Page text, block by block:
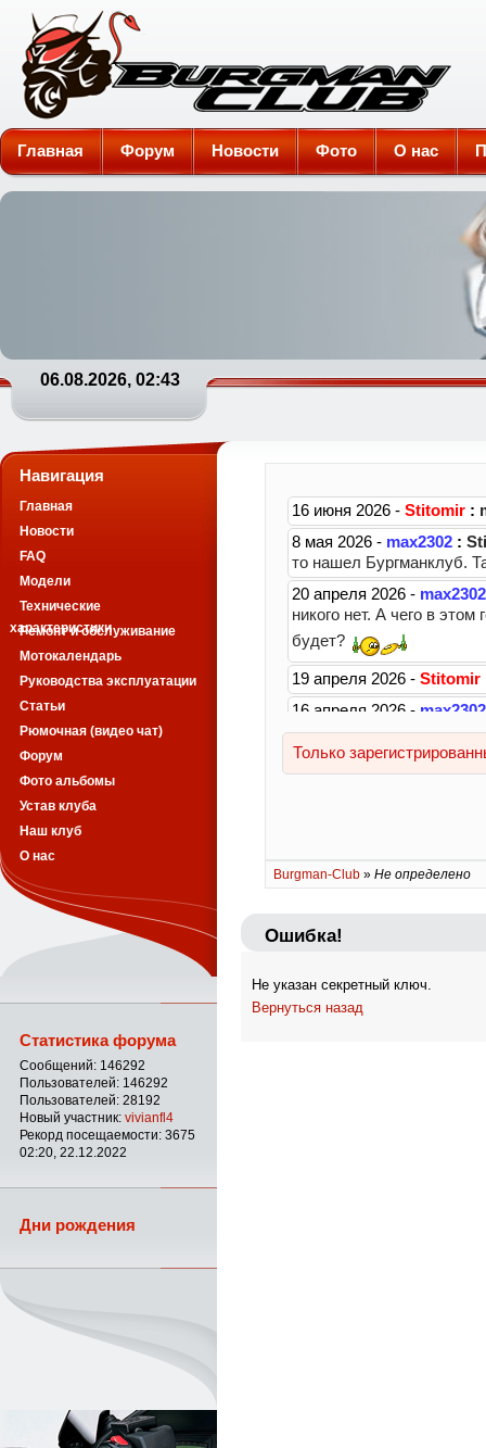
Burgman-Club
Главная Форум Новости Фото О нас
06.08.2026, 02:43
Burgman-Club » Не определено
Ошибка!
Не указан секретный ключ.
Вернуться назад
Навигация
Главная
Новости
FAQ
Модели
Технические
характеристики
Ремонт и обслуживание
Мотокалендарь
Руководства эксплуатации
Статьи
Рюмочная (видео чат)
Форум
Фото альбомы
Устав клуба
Наш клуб
О нас
Статистика форума
Сообщений: 146292
Пользователей: 146292
Пользователей: 28192
Новый участник: vivianfl4
Рекорд посещаемости: 3675
02:20, 22.12.2022
Дни рождения